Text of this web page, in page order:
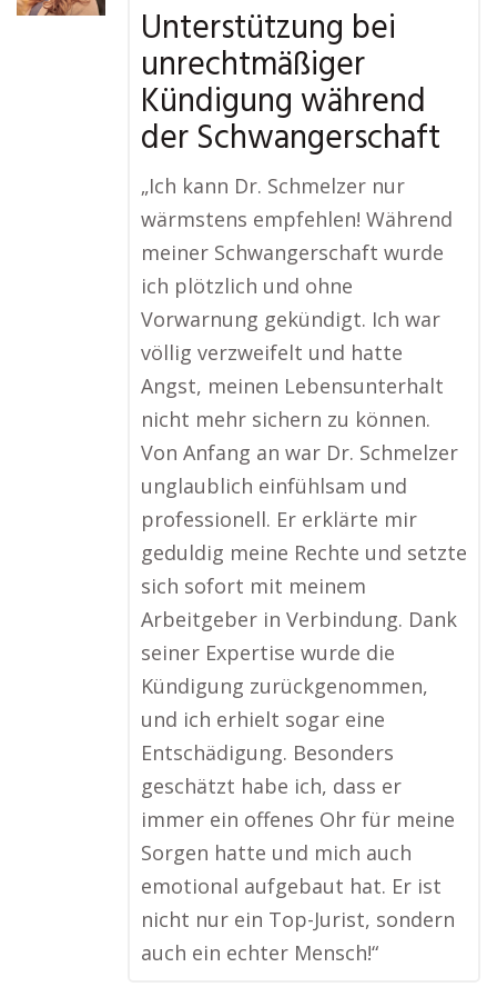
Unterstützung bei
unrechtmäßiger
Kündigung während
der Schwangerschaft
„Ich kann Dr. Schmelzer nur
wärmstens empfehlen! Während
meiner Schwangerschaft wurde
ich plötzlich und ohne
Vorwarnung gekündigt. Ich war
völlig verzweifelt und hatte
Angst, meinen Lebensunterhalt
nicht mehr sichern zu können.
Von Anfang an war Dr. Schmelzer
unglaublich einfühlsam und
professionell. Er erklärte mir
geduldig meine Rechte und setzte
sich sofort mit meinem
Arbeitgeber in Verbindung. Dank
seiner Expertise wurde die
Kündigung zurückgenommen,
und ich erhielt sogar eine
Entschädigung. Besonders
geschätzt habe ich, dass er
immer ein offenes Ohr für meine
Sorgen hatte und mich auch
emotional aufgebaut hat. Er ist
nicht nur ein Top-Jurist, sondern
auch ein echter Mensch!“